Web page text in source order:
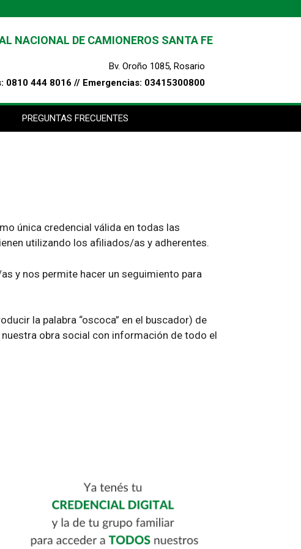
NACIONAL DE CAMIONEROS SANTA FE
Bv. Oroño 1085, Rosario
0810 444 8016 // Emergencias: 03415300800
PREGUNTAS FRECUENTES
única credencial válida en todas las
utilizando los afiliados/as y adherentes.
y nos permite hacer un seguimiento para
la palabra “oscoca” en el buscador) de
obra social con información de todo el